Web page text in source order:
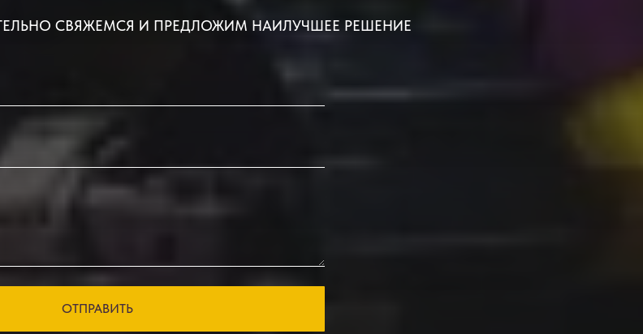
СВЯЖЕМСЯ И ПРЕДЛОЖИМ НАИЛУЧШЕЕ РЕШЕНИЕ
ОТПРАВИТЬ